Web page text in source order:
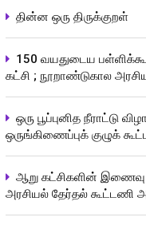
தின்ன ஒரு திருக்குறள்
150 வயதுடைய
கட்சி ; நூறாண்டுகால
ஒரு பூப்புனித நீராட்டு
ஒருங்கிணைப்புக் குழுக்
ஆறு கட்சிகளின்
அரசியல் தேர்தல் கூட்டணி